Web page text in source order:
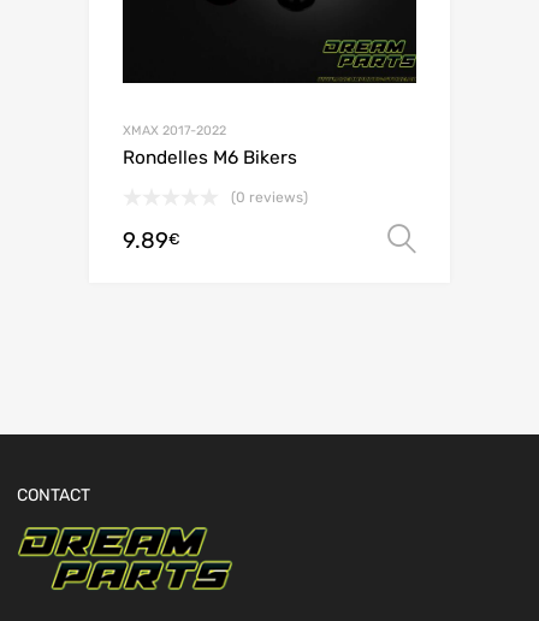
XMAX 2017-2022
Rondelles M6 Bikers
(0 reviews)
9.89€
CONTACT